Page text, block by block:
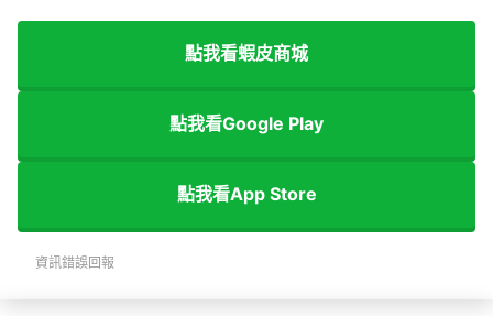
點我看蝦皮商城
點我看Google Play
點我看App Store
資訊錯誤回報